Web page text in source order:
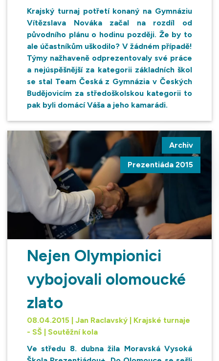
Krajský turnaj potřetí konaný na Gymnáziu
Vítězslava Nováka začal na rozdíl od
původního plánu o hodinu později. Že by to
ale účastníkům uškodilo? V žádném případě!
Týmy nažhaveně odprezentovaly své práce
a nejúspěšnější za kategorii základních škol
se stal Team Česká z Gymnázia v Českých
Budějovicím za středoškolskou kategorii to
pak byli domácí Váša a jeho kamarádi.
Archiv
Prezentiáda 2015
Nejen Olympionici
vybojovali olomoucké
zlato
08.04.2015 | Jan Raclavský | Krajské turnaje
- SŠ | Soutěžní kola
Ve středu 8. dubna žila Moravská Vysoká